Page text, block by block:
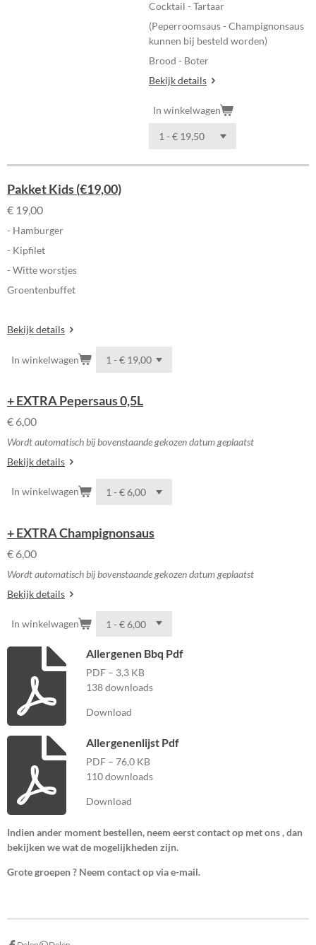
Cocktail - Tartaar
(Peperroomsaus - Champignonsaus
kunnen bij besteld worden)
Brood - Boter
Bekijk details
In winkelwagen
Pakket Kids (€19,00)
€ 19,00
- Hamburger
- Kipfilet
- Witte worstjes
Groentenbuffet
Bekijk details
In winkelwagen
+ EXTRA Pepersaus 0,5L
€ 6,00
Wordt automatisch bij bovenstaande gekozen datum geplaatst
Bekijk details
In winkelwagen
+ EXTRA Champignonsaus
€ 6,00
Wordt automatisch bij bovenstaande gekozen datum geplaatst
Bekijk details
In winkelwagen
Allergenen Bbq Pdf
PDF – 3,3 KB
138 downloads
Download
Allergenenlijst Pdf
PDF – 76,0 KB
110 downloads
Download
Indien ander moment bestellen, neem eerst contact op met ons , dan
bekijken we wat de mogelijkheden zijn.
Grote groepen ? Neem contact op via e-mail.